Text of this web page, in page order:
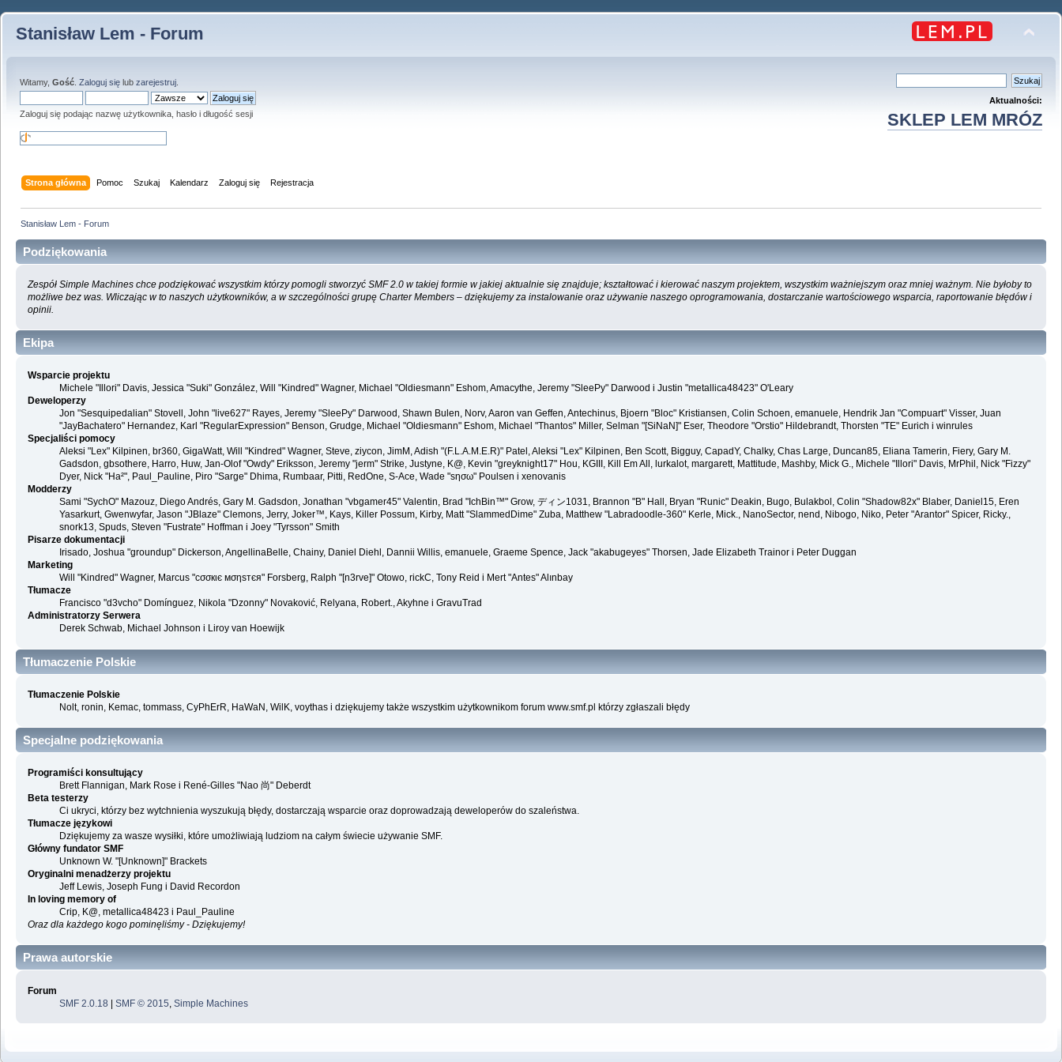
Stanisław Lem - Forum
Witamy, Gość Zaloguj się lub zarejestruj
Zaloguj się podając nazwę użytkownika, hasło i długość sesji
Aktualności:
SKLEP LEM MRÓZ
Strona główna Pomoc Szukaj Kalendarz Zaloguj się Rejestracja
Stanisław Lem - Forum
Podziękowania
Zespół Simple Machines chce podziękować wszystkim którzy pomogli stworzyć SMF 2.0 w takiej formie w jakiej aktualnie się znajduje; kształtować i kierować naszym projektem, wszystkim ważniejszym oraz mniej ważnym. Nie byłoby to
możliwe bez was. Wliczając w to naszych użytkowników, a w szczególności grupę Charter Members – dziękujemy za instalowanie oraz używanie naszego oprogramowania, dostarczanie wartościowego wsparcia, raportowanie błędów i
opinii.
Ekipa
Wsparcie projektu
Michele "Illori" Davis, Jessica "Suki" González, Will "Kindred" Wagner, Michael "Oldiesmann" Eshom, Amacythe, Jeremy "SleePy" Darwood i Justin "metallica48423" O'Leary
Deweloperzy
Jon "Sesquipedalian" Stovell, John "live627" Rayes, Jeremy "SleePy" Darwood, Shawn Bulen, Norv, Aaron van Geffen, Antechinus, Bjoern "Bloc" Kristiansen, Colin Schoen, emanuele, Hendrik Jan "Compuart" Visser, Juan
"JayBachatero" Hernandez, Karl "RegularExpression" Benson, Grudge, Michael "Oldiesmann" Eshom, Michael "Thantos" Miller, Selman "[SiNaN]" Eser, Theodore "Orstio" Hildebrandt, Thorsten "TE" Eurich i winrules
Specjaliści pomocy
Aleksi "Lex" Kilpinen, br360, GigaWatt, Will "Kindred" Wagner, Steve, ziycon, JimM, Adish "(F.L.A.M.E.R)" Patel, Aleksi "Lex" Kilpinen, Ben Scott, Bigguy, CapadY, Chalky, Chas Large, Duncan85, Eliana Tamerin, Fiery, Gary M.
Gadsdon, gbsothere, Harro, Huw, Jan-Olof "Owdy" Eriksson, Jeremy "jerm" Strike, Justyne, K@, Kevin "greyknight17" Hou, KGIII, Kill Em All, lurkalot, margarett, Mattitude, Mashby, Mick G., Michele "Illori" Davis, MrPhil, Nick "Fizzy"
Dyer, Nick "Ha²", Paul_Pauline, Piro "Sarge" Dhima, Rumbaar, Pitti, RedOne, S-Ace, Wade "sησω" Poulsen i xenovanis
Modderzy
Sami "SychO" Mazouz, Diego Andrés, Gary M. Gadsdon, Jonathan "vbgamer45" Valentin, Brad "IchBin™" Grow, ディン1031, Brannon "B" Hall, Bryan "Runic" Deakin, Bugo, Bulakbol, Colin "Shadow82x" Blaber, Daniel15, Eren
Yasarkurt, Gwenwyfar, Jason "JBlaze" Clemons, Jerry, Joker™, Kays, Killer Possum, Kirby, Matt "SlammedDime" Zuba, Matthew "Labradoodle-360" Kerle, Mick., NanoSector, nend, Nibogo, Niko, Peter "Arantor" Spicer, Ricky.,
snork13, Spuds, Steven "Fustrate" Hoffman i Joey "Tyrsson" Smith
Pisarze dokumentacji
Irisado, Joshua "groundup" Dickerson, AngellinaBelle, Chainy, Daniel Diehl, Dannii Willis, emanuele, Graeme Spence, Jack "akabugeyes" Thorsen, Jade Elizabeth Trainor i Peter Duggan
Marketing
Will "Kindred" Wagner, Marcus "cσσкιє мσηѕтєя" Forsberg, Ralph "[n3rve]" Otowo, rickC, Tony Reid i Mert "Antes" Alınbay
Tłumacze
Francisco "d3vcho" Domínguez, Nikola "Dzonny" Novaković, Relyana, Robert., Akyhne i GravuTrad
Administratorzy Serwera
Derek Schwab, Michael Johnson i Liroy van Hoewijk
Tłumaczenie Polskie
Tłumaczenie Polskie
Nolt, ronin, Kemac, tommass, CyPhErR, HaWaN, WilK, voythas i dziękujemy także wszystkim użytkownikom forum www.smf.pl którzy zgłaszali błędy
Specjalne podziękowania
Programiści konsultujący
Brett Flannigan, Mark Rose i René-Gilles "Nao 尚" Deberdt
Beta testerzy
Ci ukryci, którzy bez wytchnienia wyszukują błędy, dostarczają wsparcie oraz doprowadzają deweloperów do szaleństwa.
Tłumacze językowi
Dziękujemy za wasze wysiłki, które umożliwiają ludziom na całym świecie używanie SMF.
Główny fundator SMF
Unknown W. "[Unknown]" Brackets
Oryginalni menadżerzy projektu
Jeff Lewis, Joseph Fung i David Recordon
In loving memory of
Crip, K@, metallica48423 i Paul_Pauline
Oraz dla każdego kogo pominęliśmy - Dziękujemy!
Prawa autorskie
Forum
SMF 2.0.18 | SMF © 2015 Simple Machines